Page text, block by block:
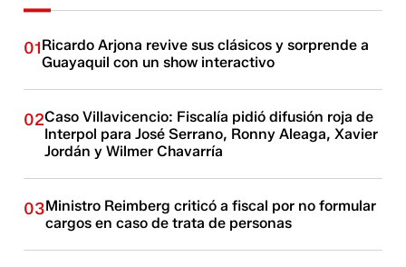
01Ricardo Arjona revive sus clásicos y sorprende a
Guayaquil con un show interactivo
02Caso Villavicencio: Fiscalía pidió difusión roja de
Interpol para José Serrano, Ronny Aleaga, Xavier
Jordán y Wilmer Chavarría
03Ministro Reimberg criticó a fiscal por no formular
cargos en caso de trata de personas